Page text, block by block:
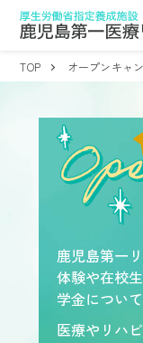
TOP オープンキャ
鹿児島第一
体験や在校
学金につい
医療やリハ